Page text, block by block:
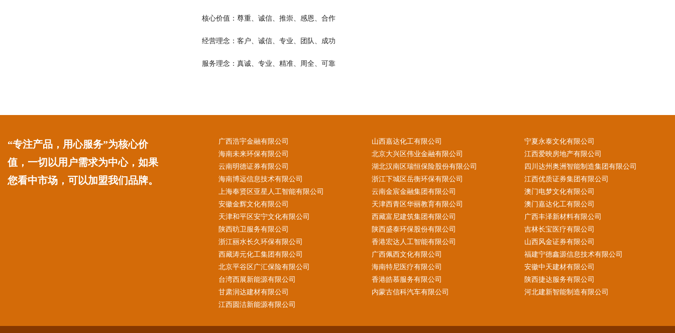
核心价值：尊重、诚信、推崇、感恩、合作
经营理念：客户、诚信、专业、团队、成功
服务理念：真诚、专业、精准、周全、可靠
“专注产品，用心服务”为核心价
值，一切以用户需求为中心，如果
您看中市场，可以加盟我们品牌。
广西浩宇金融有限公司 山西嘉达化工有限公司
宁夏永泰文化有限公司
海南未来环保有限公司
北京大兴区伟业金融有限公司
江西爱映房地产有限公司
云南明德证券有限公司
湖北汉南区瑞恒保险股份有限公司
四川达州奥洲智能制造集团有限公司
海南博远信息技术有限公司
浙江下城区岳衡环保有限公司
江西优质证券集团有限公司
上海奉贤区亚星人工智能有限公司
云南金宸金融集团有限公司
澳门电梦文化有限公司
安徽金辉文化有限公司
天津西青区华丽教育有限公司
澳门嘉达化工有限公司
天津和平区安宁文化有限公司
西藏富尼建筑集团有限公司
广西丰泽新材料有限公司
陕西昉卫服务有限公司
陕西盛泰环保股份有限公司
吉林长宝医疗有限公司
浙江丽水长久环保有限公司
香港宏达人工智能有限公司
山西风金证券有限公司
西藏涛元化工集团有限公司
广西佩西文化有限公司
福建宁德鑫源信息技术有限公司
北京平谷区广汇保险有限公司
海南特尼医疗有限公司
安徽中天建材有限公司
台湾西展新能源有限公司
香港皓慕服务有限公司
陕西捷达服务有限公司
甘肃润达建材有限公司
内蒙古信科汽车有限公司
河北建新智能制造有限公司
江西圆洁新能源有限公司